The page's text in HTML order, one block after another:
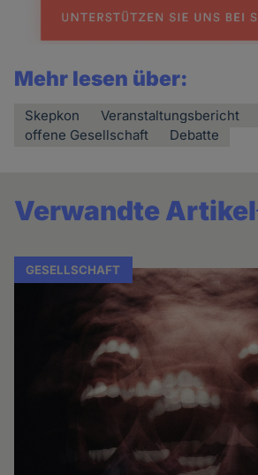
Mehr lesen über:
Skepkon Veranstaltungsbericht
offene Gesellschaft
Debatte
Verwandte Artikel
GESELLSCHAFT